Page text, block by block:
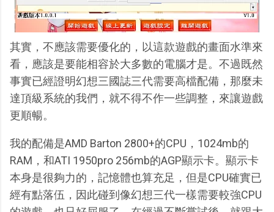
其實，不應該需要優化的，以這款遊戲的畫面水準來
看，應該是要能相容於大多數的電腦才是。不過既然
事實已經證明幻想三國誌三代需要高檔配備，那麼未
達頂級系統的我們，就不得不作一些調整，來讓遊戲
更順暢。
我的配備是AMD Barton 2800+的CPU，1024mb的
RAM，和ATI 1950pro 256mb的AGP顯示卡。顯示卡
本身是很夠力的，記憶體也算充足，但是CPU確實已
經有點落伍，因此碰到像幻想三代一樣需要較強CPU